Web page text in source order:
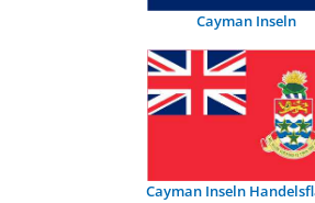
Cayman Inseln
Cayman Inseln